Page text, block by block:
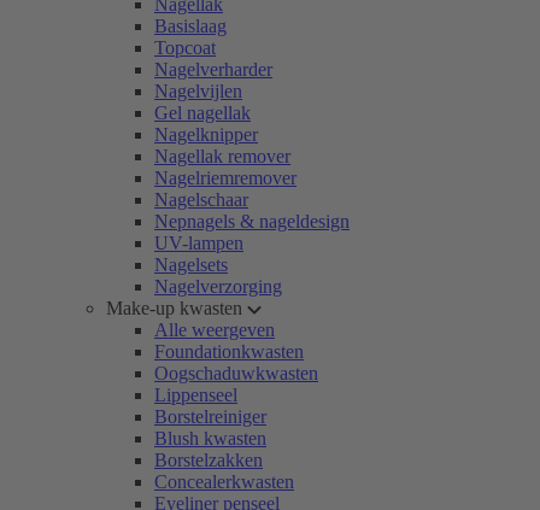
Nagellak
Basislaag
Topcoat
Nagelverharder
Nagelvijlen
Gel nagellak
Nagelknipper
Nagellak remover
Nagelriemremover
Nagelschaar
Nepnagels & nageldesign
UV-lampen
Nagelsets
Nagelverzorging
Make-up kwasten
Alle weergeven
Foundationkwasten
Oogschaduwkwasten
Lippenseel
Borstelreiniger
Blush kwasten
Borstelzakken
Concealerkwasten
Eyeliner penseel